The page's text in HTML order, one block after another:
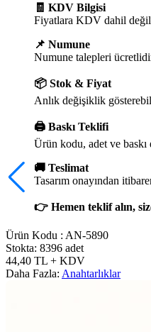
🧾 KDV Bilgisi
Fiyatlara KDV dahil
📌 Numune
Numune talepleri
📦 Stok & Fiyat
Anlık değişiklik
🖨️ Baskı Teklifi
Ürün kodu, adet ve baskı
🚚 Teslimat
Tasarım onayından
👉 Hemen teklif alın,
Ürün Kodu : AN-5890
Stokta: 8396 adet
44,40 TL + KDV
Daha Fazla: Anahtarlıklar